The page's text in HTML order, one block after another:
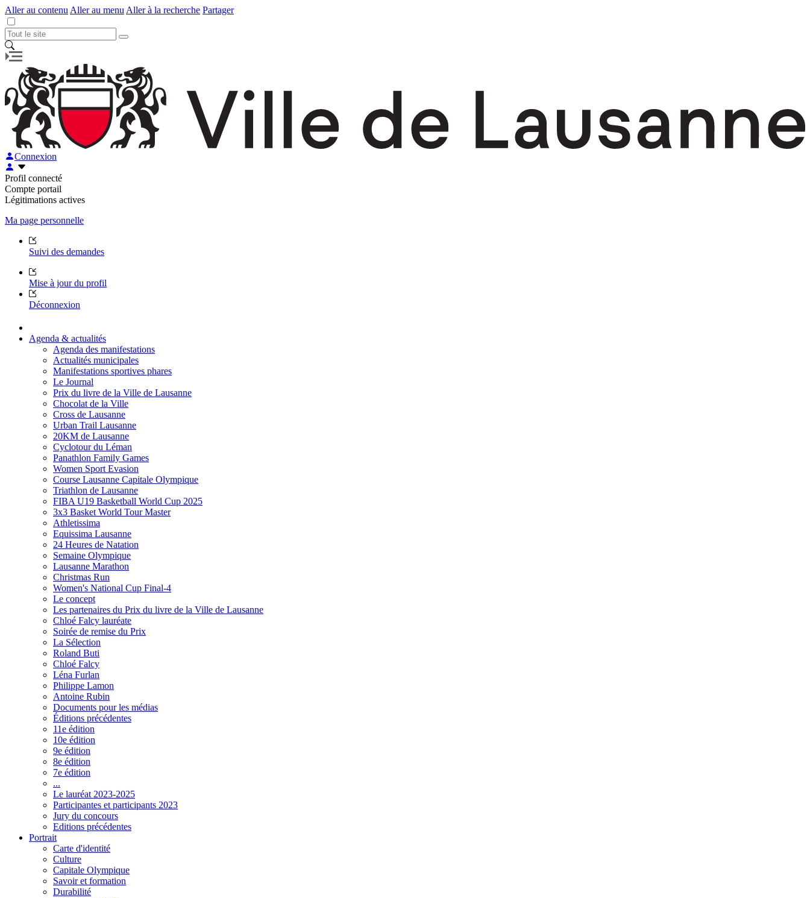
Aller au contenu Aller au menu Aller à la recherche Partager
Connexion
Profil connecté
Compte portail
Légitimations actives
Ma page personnelle
Suivi des demandes
Mise à jour du profil
Déconnexion
Agenda & actualités
Agenda des manifestations
Actualités municipales
Manifestations sportives phares
Le Journal
Prix du livre de la Ville de Lausanne
Chocolat de la Ville
Cross de Lausanne
Urban Trail Lausanne
20KM de Lausanne
Cyclotour du Léman
Panathlon Family Games
Women Sport Evasion
Course Lausanne Capitale Olympique
Triathlon de Lausanne
FIBA U19 Basketball World Cup 2025
3x3 Basket World Tour Master
Athletissima
Equissima Lausanne
24 Heures de Natation
Semaine Olympique
Lausanne Marathon
Christmas Run
Women's National Cup Final-4
Le concept
Les partenaires du Prix du livre de la Ville de Lausanne
Chloé Falcy lauréate
Soirée de remise du Prix
La Sélection
Roland Buti
Chloé Falcy
Léna Furlan
Philippe Lamon
Antoine Rubin
Documents pour les médias
Éditions précédentes
11e édition
10e édition
9e édition
8e édition
7e édition
...
Le lauréat 2023-2025
Participantes et participants 2023
Jury du concours
Editions précédentes
Portrait
Carte d'identité
Culture
Capitale Olympique
Savoir et formation
Durabilité